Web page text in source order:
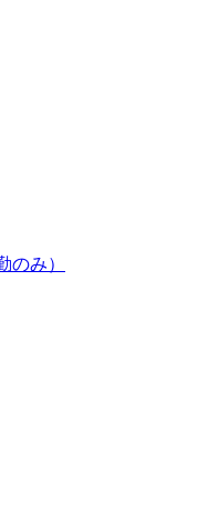
のみ）